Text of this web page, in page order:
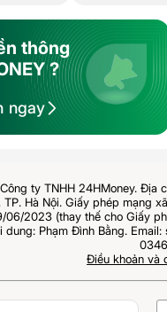
thông
?
ngay
ty TNHH 24HMoney. Địa
TP. Hà Nội. Giấy phép mạng
06/2023 (thay thế cho Giấy
dung: Phạm Đình Bằng.
Điều khoản và